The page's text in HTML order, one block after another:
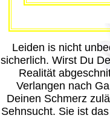
Leiden is nicht
sicherlich. Wirst Du
Realität
Verlangen nach
Deinen Schmerz
Sehnsucht. Sie ist